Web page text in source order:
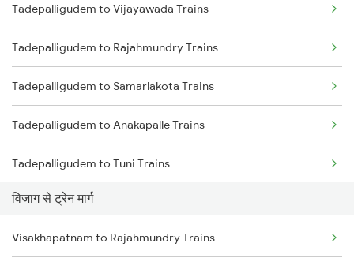
Delhi to Jammu Trains
Mumbai to Delhi Trains
Mumbai to Goa Trains
Chennai to Coimbatore Trains
Tadepalligudem to Vijayawada Trains
Tadepalligudem to Rajahmundry Trains
Tadepalligudem to Samarlakota Trains
Tadepalligudem to Anakapalle Trains
Tadepalligudem to Tuni Trains
Tadepalligudem to Nidadavolu Trains
Tadepalligudem to Annavaram Trains
विजाग से ट्रेन मार्ग
Visakhapatnam to Rajahmundry Trains